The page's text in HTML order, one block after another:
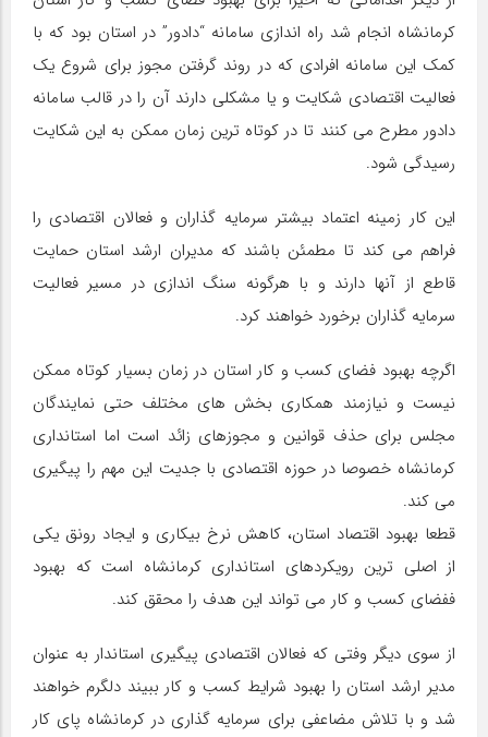
کرمانشاه انجام شد راه اندازی سامانه “دادور” در استان بود که با
کمک این سامانه افرادی که در روند گرفتن مجوز برای شروع یک
فعالیت اقتصادی شکایت و یا مشکلی دارند آن را در قالب سامانه
دادور مطرح می کنند تا در کوتاه ترین زمان ممکن به این شکایت
رسیدگی شود.
این کار زمینه اعتماد بیشتر سرمایه گذاران و فعالان اقتصادی را
فراهم می کند تا مطمئن باشند که مدیران ارشد استان حمایت
قاطع از آنها دارند و با هرگونه سنگ اندازی در مسیر فعالیت
سرمایه گذاران برخورد خواهند کرد.
اگرچه بهبود فضای کسب و کار استان در زمان بسیار کوتاه ممکن
نیست و نیازمند همکاری بخش های مختلف حتی نمایندگان
مجلس برای حذف قوانین و مجوزهای زائد است اما استانداری
کرمانشاه خصوصا در حوزه اقتصادی با جدیت این مهم را پیگیری
می کند.
قطعا بهبود اقتصاد استان، کاهش نرخ بیکاری و ایجاد رونق یکی
از اصلی ترین رویکردهای استانداری کرمانشاه است که بهبود
ففضای کسب و کار می تواند این هدف را محقق کند.
از سوی دیگر وفتی که فعالان اقتصادی پیگیری استاندار به عنوان
مدیر ارشد استان را بهبود شرایط کسب و کار ببیند دلگرم خواهند
شد و با تلاش مضاعفی برای سرمایه گذاری در کرمانشاه پای کار